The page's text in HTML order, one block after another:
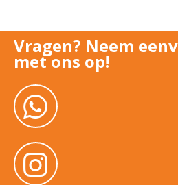
Vragen? Neem
met ons op!